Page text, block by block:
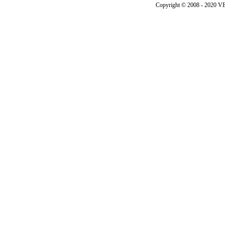
Copyright © 2008 - 2020